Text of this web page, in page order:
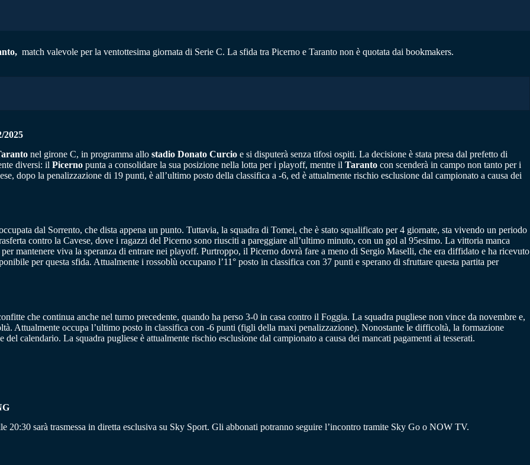
match valevole per la ventottesima giornata di Serie C. La sfida tra Picerno e Taranto non è quotata dai bookmakers.
2025
nel girone C, in programma allo stadio Donato Curcio e si disputerà senza tifosi ospiti. La decisione è stata presa dal prefetto di
diversi: il Picerno punta a consolidare la sua posizione nella lotta per i playoff, mentre il Taranto con scenderà in campo non tanto per i
dopo la penalizzazione di 19 punti, è all’ultimo posto della classifica a -6, ed è attualmente rischio esclusione dal campionato a causa dei
dal Sorrento, che dista appena un punto. Tuttavia, la squadra di Tomei, che è stato squalificato per 4 giornate, sta vivendo un periodo
contro la Cavese, dove i ragazzi del Picerno sono riusciti a pareggiare all’ultimo minuto, con un gol al 95esimo. La vittoria manca
mantenere viva la speranza di entrare nei playoff. Purtroppo, il Picerno dovrà fare a meno di Sergio Maselli, che era diffidato e ha ricevuto
per questa sfida. Attualmente i rossoblù occupano l’11° posto in classifica con 37 punti e sperano di sfruttare questa partita per
che continua anche nel turno precedente, quando ha perso 3-0 in casa contro il Foggia. La squadra pugliese non vince da novembre e,
Attualmente occupa l’ultimo posto in classifica con -6 punti (figli della maxi penalizzazione). Nonostante le difficoltà, la formazione
calendario. La squadra pugliese è attualmente rischio esclusione dal campionato a causa dei mancati pagamenti ai tesserati.
20:30 sarà trasmessa in diretta esclusiva su Sky Sport. Gli abbonati potranno seguire l’incontro tramite Sky Go o NOW TV.